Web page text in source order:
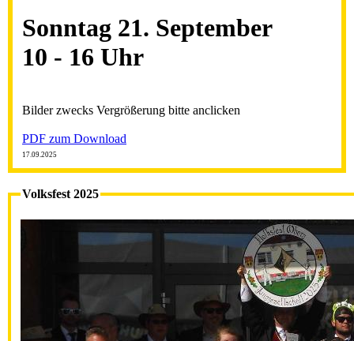
Sonntag 21. September
10 - 16 Uhr
Bilder zwecks Vergrößerung bitte anclicken
PDF zum Download
17.09.2025
Volksfest 2025